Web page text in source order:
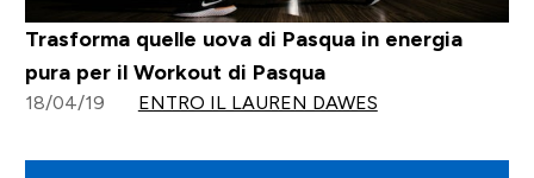
Trasforma quelle uova di Pasqua in energia
pura per il Workout di Pasqua
18/04/19 ENTRO IL LAUREN DAWES